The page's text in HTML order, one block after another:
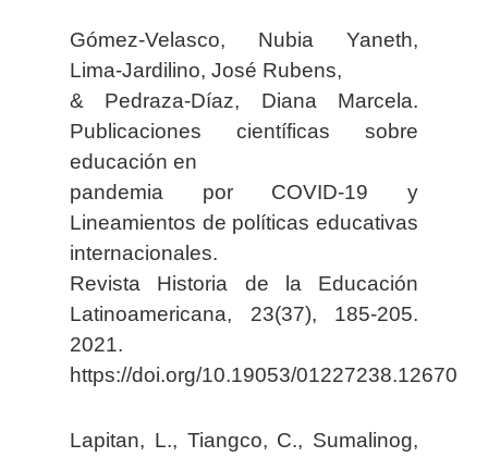
Gómez-Velasco, Nubia Yaneth,
Lima-Jardilino, José Rubens,
& Pedraza-Díaz, Diana Marcela.
Publicaciones científicas sobre
educación en
pandemia por COVID-19 y
Lineamientos de políticas educativas
internacionales.
Revista Historia de la Educación
Latinoamericana, 23(37), 185-205.
2021.
https://doi.org/10.19053/01227238.12670
Lapitan, L., Tiangco, C., Sumalinog,